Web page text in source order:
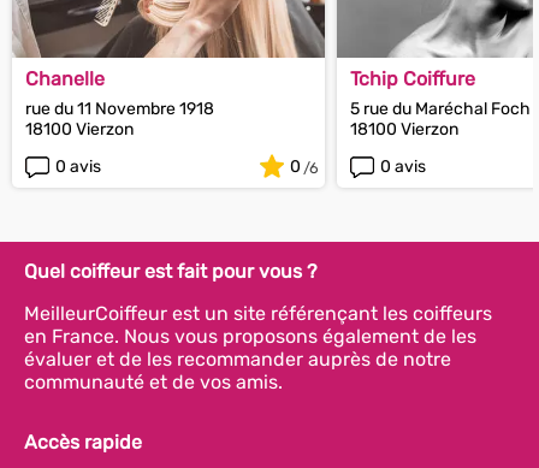
Chanelle
rue du 11 Novembre 1918
18100 Vierzon
0 avis
0
Tchip Coiffure
5 rue du Maréchal Foch
18100 Vierzon
0 avis
Quel coiffeur est fait pour vous ?
MeilleurCoiffeur est un site référençant les coiffeurs
en France. Nous vous proposons également de les
évaluer et de les recommander auprès de notre
communauté et de vos amis.
Accès rapide